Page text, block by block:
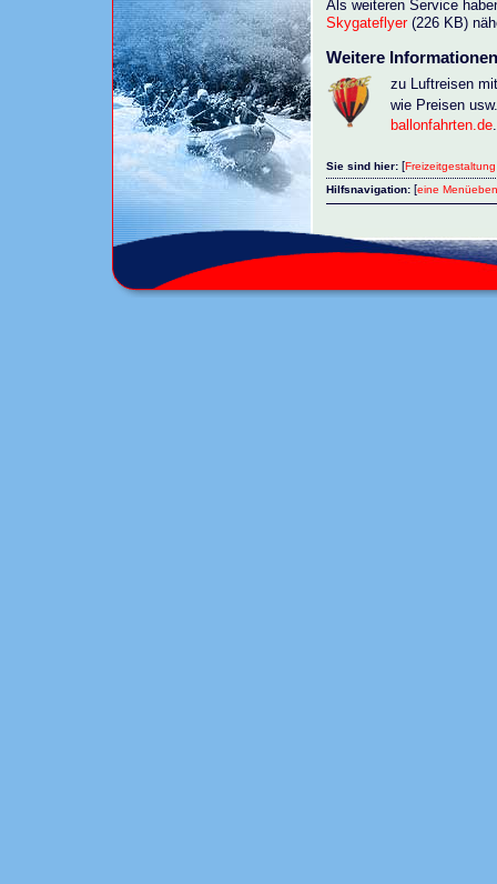
Als weiteren Service
Skygateflyer (226 KB)
Weitere
zu Luftreisen
wie Preisen
ballonfahrten.de.
Sie sind hier: [Freizeitgestaltung
Hilfsnavigation: [eine